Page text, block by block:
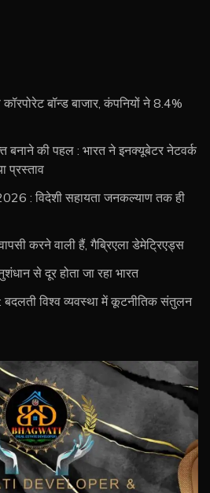
बॉन्ड बाजार, कंपनियों ने 8.4%
बनाने की पहल : भारत ने इनक्यूबेटर नेटवर्क
प्रस्ताव
: विदेशी सहायता जनकल्याण तक ही
करने वाली हैं, गैब्रिएला डेमेट्रिएड्स
से दूर होता जा रहा भारत
बदलती विश्व व्यवस्था में कूटनीतिक संतुलन